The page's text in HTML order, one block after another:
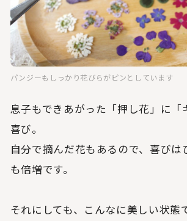
パンジーもしっかり花びらがピンとしています
息子もできあがった「押し花」に「
喜び。
自分で摘んだ花もあるので、喜びは
も倍増です。
それにしても、こんなに美しい状態